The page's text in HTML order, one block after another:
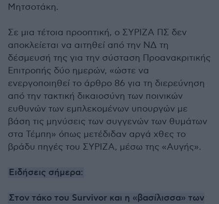
Μητσοτάκη.
Σε μια τέτοια προοπτική, ο ΣΥΡΙΖΑ ΠΣ δεν
αποκλείεται να αιτηθεί από την ΝΔ τη
δέσμευσή της για την σύσταση Προανακριτικής
Επιτροπής δύο ημερών, «ώστε να
ενεργοποιηθεί το άρθρο 86 για τη διερεύνηση
από την τακτική δικαιοσύνη των ποινικών
ευθυνών των εμπλεκομένων υπουργών με
βάση τις μηνύσεις των συγγενών των θυμάτων
στα Τέμπη» όπως μετέδιδαν αργά χθες το
βράδυ πηγές του ΣΥΡΙΖΑ, μέσω της «Αυγής».
Ειδήσεις σήμερα:
Στον τάκο του Survivor και η «βασίλισσα» των